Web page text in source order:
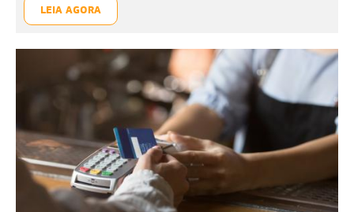
LEIA AGORA